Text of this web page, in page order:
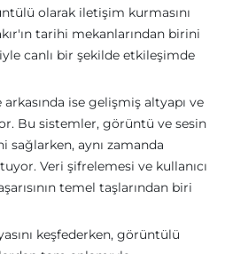
olarak iletişim kurmasını
tarihi mekanlarından birini
canlı bir şekilde etkileşimde
ise gelişmiş altyapı ve
Bu sistemler, görüntü ve sesin
aynı zamanda
Veri şifrelemesi ve kullanıcı
temel taşlarından biri
keşfederken, görüntülü